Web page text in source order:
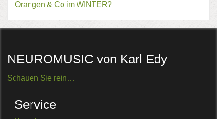
Orangen & Co im WINTER?
NEUROMUSIC von Karl Edy
Schauen Sie rein…
Service